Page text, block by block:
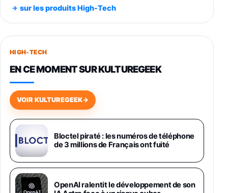
891,99€1199€Fnac (Vendeur Tiers)
Smartphone SAMSUNG Galaxy S26+ Violet
749,99€
648,63€834,71€
Samsung Galaxy Miracle Ultra, Smartphone
Android 5G avec Galaxy AI, 512 Go,
Chargeur Secteur Rapide 25W Inclus,
Smartphone déverrouillé, Noir, Version FR
1019€
Galaxy S26 Ultra 512 Go Bleu
sur les produits High-Tech
HIGH-TECH
EN CE MOMENT SUR KULTUREGEEK
VOIR KULTUREGEEK→
Bloctel piraté : les numéros de téléphone
de 3 millions de Français ont fuité
OpenAI ralentit le développement de son